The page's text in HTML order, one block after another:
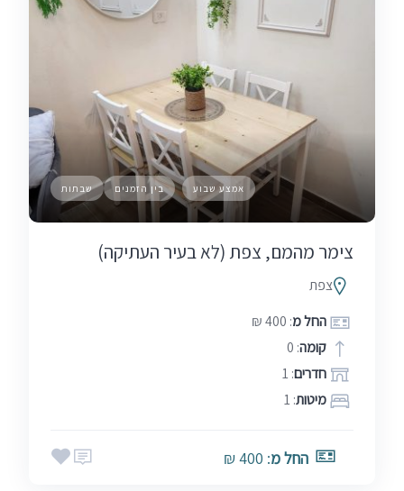
אמצע שבוע בין הזמנים שבתות
צימר מהמם, צפת (לא בעיר העתיקה)
צפת
החל מ: 400 ₪
קומה: 0
חדרים: 1
מיטות: 1
החל מ: 400 ₪ אמצע שבוע